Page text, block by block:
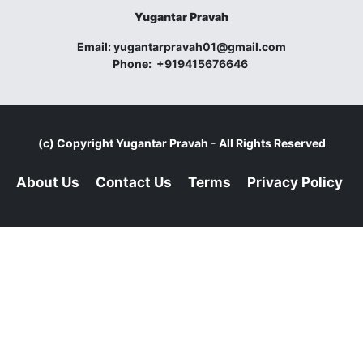
Yugantar Pravah
Email:yugantarpravah01@gmail.com
Phone: +919415676646
(c) CopyrightYugantar Pravah - All Rights Reserved
About Us Contact Us Terms Privacy Policy